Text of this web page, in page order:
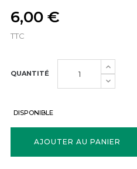
6,00 €
TTC
QUANTITÉ
DISPONIBLE
AJOUTER AU PANIER